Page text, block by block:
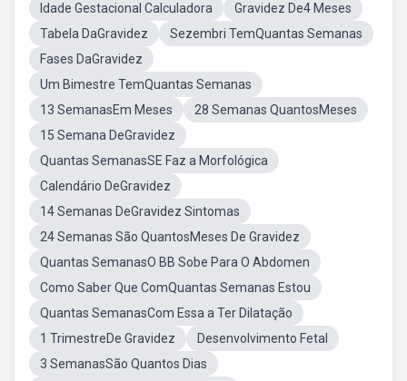
Idade Gestacional Calculadora
Gravidez De4 Meses
Tabela DaGravidez
Sezembri TemQuantas Semanas
Fases DaGravidez
Um Bimestre TemQuantas Semanas
13 SemanasEm Meses
28 Semanas QuantosMeses
15 Semana DeGravidez
Quantas SemanasSE Faz a Morfológica
Calendário DeGravidez
14 Semanas DeGravidez Sintomas
24 Semanas São QuantosMeses De Gravidez
Quantas SemanasO BB Sobe Para O Abdomen
Como Saber Que ComQuantas Semanas Estou
Quantas SemanasCom Essa a Ter Dilatação
1 TrimestreDe Gravidez
Desenvolvimento Fetal
3 SemanasSão Quantos Dias